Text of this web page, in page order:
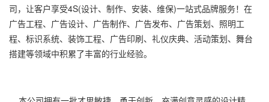
司，让客户享受4S(设计、制作、安装、维保)一站式品牌服务！在
广告工程、广告设计、广告制作、广告发布、广告策划、照明工
程、标识系统、装饰工程、广告印刷、礼仪庆典、活动策划、舞台
搭建等领域中积累了丰富的行业经验。